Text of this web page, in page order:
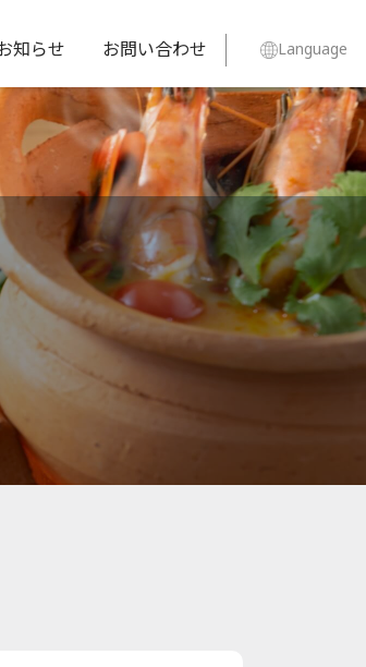
知らせ お問い合わせ Language